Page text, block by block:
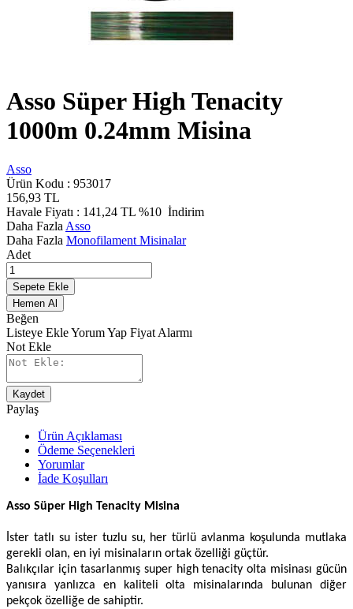
Asso Süper High Tenacity
1000m 0.24mm Misina
Asso
Ürün Kodu : 953017
156,93 TL
Havale Fiyatı : 141,24 TL %10 İndirim
Daha Fazla Asso
Daha Fazla Monofilament Misinalar
Adet
Sepete Ekle
Hemen Al
Beğen
Listeye EkleYorum Yap Fiyat Alarmı
Not Ekle
Kaydet
Paylaş
Ürün Açıklaması
Ödeme Seçenekleri
Yorumlar
İade Koşulları
Asso Süper High Tenacity Misina
İster tatlı su ister tuzlu su, her türlü avlanma koşulunda mutlaka
gerekli olan, en iyi misinaların ortak özelliği güçtür.
Balıkçılar için tasarlanmış super high tenacity olta misinası gücün
yanısıra yanlızca en kaliteli olta misinalarında bulunan diğer
pekçok özelliğe de sahiptir.